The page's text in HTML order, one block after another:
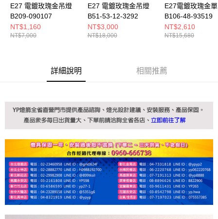
４．使用「AFTEE先享後付」時，將依據個別帳號之用戶狀況，依本公司即
時審查核予不同之上限額度；若仍有額度不足之情形，本公司將視審查結果
５．嚴禁一人註冊多個帳號或使用他人資訊註冊。若發現惡意使用之情形，
恩沛科技股份有限公司將有權停止該用戶之使用額度並採取法律行動。
E27 電鍍玫瑰金吊燈
B209-090107
NT$1,160
NT$7,000
E27 電鍍玫瑰金吊燈
B51-53-12-3292
NT$3,000
NT$18,000
E27電鍍玫瑰金
B106-48-93519
NT$2,610
NT$15,680
詳細說明 相關推薦